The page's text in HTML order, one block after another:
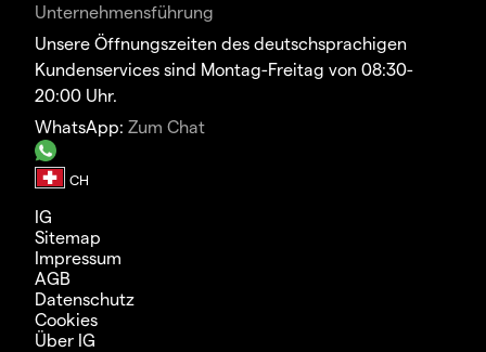
Unternehmensführung
Unsere Öffnungszeiten des deutschsprachigen
Kundenservices sind Montag-Freitag von 08:30-
20:00 Uhr.
WhatsApp: Zum Chat
IG
Sitemap
Impressum
AGB
Datenschutz
Cookies
Über IG